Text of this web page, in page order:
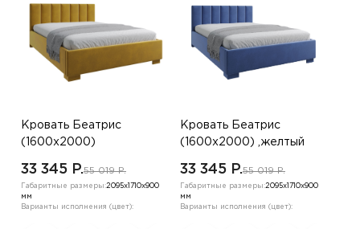
Кровать Беатрис
(1600х2000)
33 345 P.55 019 P.
Габаритные размеры:2095х1710х900
мм
Варианты исполнения (цвет):
Кровать Беатрис
(1600х2000) ,желтый
33 345 P.55 019 P.
Габаритные размеры:2095х1710х900
мм
Варианты исполнения (цвет):